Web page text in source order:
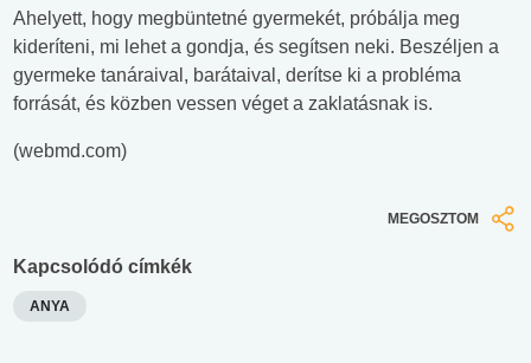
Ahelyett, hogy megbüntetné gyermekét, próbálja meg
kideríteni, mi lehet a gondja, és segítsen neki. Beszéljen a
gyermeke tanáraival, barátaival, derítse ki a probléma
forrását, és közben vessen véget a zaklatásnak is.
(webmd.com)
MEGOSZTOM
Kapcsolódó címkék
ANYA